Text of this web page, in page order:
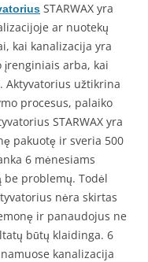
STARWAX yra
ar nuotekų
kai kanalizacija yra
arba, kai
Aktyvatorius užtikrina
procesus, palaiko
STARWAX yra
pakuotę ir sveria 500
6 mėnesiams
problemų. Todėl
nėra skirtas
ir panaudojus ne
būtų klaidinga. 6
kanalizacija